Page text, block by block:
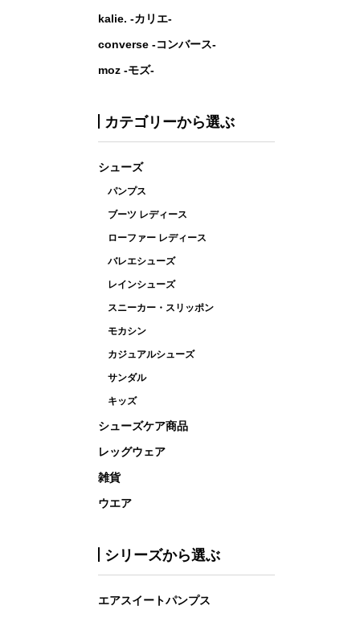
kalie. -カリエ-
converse -コンバース-
moz -モズ-
カテゴリーから選ぶ
シューズ
パンプス
ブーツ レディース
ローファー レディース
バレエシューズ
レインシューズ
スニーカー・スリッポン
モカシン
カジュアルシューズ
サンダル
キッズ
シューズケア商品
レッグウェア
雑貨
ウエア
シリーズから選ぶ
エアスイートパンプス